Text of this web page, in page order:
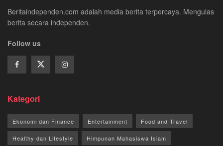
Beritaindependen.com adalah media berita terpercaya. Mengulas
berita secara independen.
Follow us
Kategori
Ekonomi dan Finance Entertainment Food and Travel
Healthy dan Lifestyle Himpunan Mahasiswa Islam